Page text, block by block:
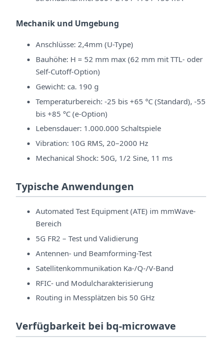
Mechanik und Umgebung
Anschlüsse: 2,4mm (U-Type)
Bauhöhe: H = 52 mm max (62 mm mit TTL- oder
Self-Cutoff-Option)
Gewicht: ca. 190 g
Temperaturbereich: -25 bis +65 °C (Standard), -55
bis +85 °C (e-Option)
Lebensdauer: 1.000.000 Schaltspiele
Vibration: 10G RMS, 20–2000 Hz
Mechanical Shock: 50G, 1/2 Sine, 11 ms
Typische Anwendungen
Automated Test Equipment (ATE) im mmWave-
Bereich
5G FR2 – Test und Validierung
Antennen- und Beamforming-Test
Satellitenkommunikation Ka-/Q-/V-Band
RFIC- und Modulcharakterisierung
Routing in Messplätzen bis 50 GHz
Verfügbarkeit bei bq-microwave